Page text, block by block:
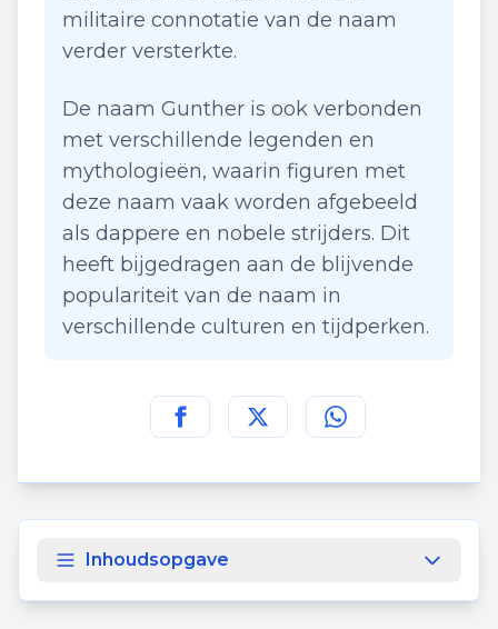
militaire connotatie van de naam
verder versterkte.
De naam Gunther is ook verbonden
met verschillende legenden en
mythologieën, waarin figuren met
deze naam vaak worden afgebeeld
als dappere en nobele strijders. Dit
heeft bijgedragen aan de blijvende
populariteit van de naam in
verschillende culturen en tijdperken.
Deel deze pagina op
Deel deze pagina op
Deel deze pagina
Inhoudsopgave